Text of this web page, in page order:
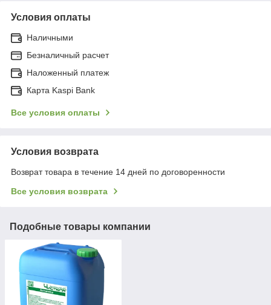
Условия оплаты
Наличными
Безналичный расчет
Наложенный платеж
Карта Kaspi Bank
Все условия оплаты
Условия возврата
Возврат товара в течение 14 дней по договоренности
Все условия возврата
Подобные товары компании